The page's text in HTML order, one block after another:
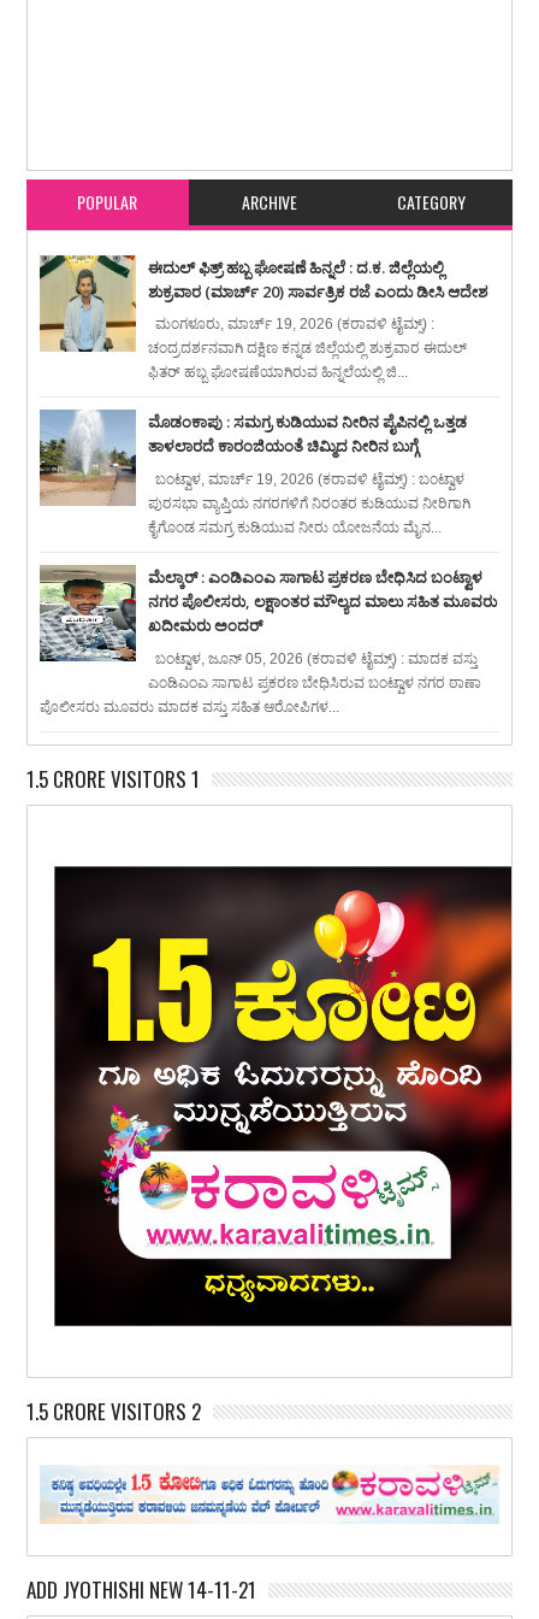
POPULAR ARCHIVE CATEGORY
ಈದುಲ್ ಫಿತ್ರ್ ಹಬ್ಬ ಘೋಷಣೆ ಹಿನ್ನಲೆ : ದ.ಕ. ಜಿಲ್ಲೆಯಲ್ಲಿ
ಶುಕ್ರವಾರ (ಮಾರ್ಚ್ 20) ಸಾರ್ವತ್ರಿಕ ರಜೆ ಎಂದು ಡೀಸಿ ಆದೇಶ
ಮಂಗಳೂರು, ಮಾರ್ಚ್ 19, 2026 (ಕರಾವಳಿ ಟೈಮ್ಸ್) :
ಚಂದ್ರದರ್ಶನವಾಗಿ ದಕ್ಷಿಣ ಕನ್ನಡ ಜಿಲ್ಲೆಯಲ್ಲಿ ಶುಕ್ರವಾರ ಈದುಲ್
ಫಿತರ್ ಹಬ್ಬ ಘೋಷಣೆಯಾಗಿರುವ ಹಿನ್ನಲೆಯಲ್ಲಿ ಜಿ...
ಮೊಡಂಕಾಪು : ಸಮಗ್ರ ಕುಡಿಯುವ ನೀರಿನ ಪೈಪಿನಲ್ಲಿ ಒತ್ತಡ
ತಾಳಲಾರದೆ ಕಾರಂಜಿಯಂತೆ ಚಿಮ್ಮಿದ ನೀರಿನ ಬುಗ್ಗೆ
ಬಂಟ್ವಾಳ, ಮಾರ್ಚ್ 19, 2026 (ಕರಾವಳಿ ಟೈಮ್ಸ್) : ಬಂಟ್ವಾಳ
ಪುರಸಭಾ ವ್ಯಾಪ್ತಿಯ ನಗರಗಳಿಗೆ ನಿರಂತರ ಕುಡಿಯುವ ನೀರಿಗಾಗಿ
ಕೈಗೊಂಡ ಸಮಗ್ರ ಕುಡಿಯುವ ನೀರು ಯೋಜನೆಯ ಮೈನ...
ಮೆಲ್ಕಾರ್ : ಎಂಡಿಎಂಎ ಸಾಗಾಟ ಪ್ರಕರಣ ಬೇಧಿಸಿದ ಬಂಟ್ವಾಳ
ನಗರ ಪೊಲೀಸರು, ಲಕ್ಷಾಂತರ ಮೌಲ್ಯದ ಮಾಲು ಸಹಿತ ಮೂವರು
ಖದೀಮರು ಅಂದರ್
ಬಂಟ್ವಾಳ, ಜೂನ್ 05, 2026 (ಕರಾವಳಿ ಟೈಮ್ಸ್) : ಮಾದಕ ವಸ್ತು
ಎಂಡಿಎಂಎ ಸಾಗಾಟ ಪ್ರಕರಣ ಬೇಧಿಸಿರುವ ಬಂಟ್ವಾಳ ನಗರ ಠಾಣಾ
ಪೊಲೀಸರು ಮೂವರು ಮಾದಕ ವಸ್ತು ಸಹಿತ ಆರೋಪಿಗಳ...
1.5 CRORE VISITORS 1
1.5 CRORE VISITORS 2
ADD JYOTHISHI NEW 14-11-21